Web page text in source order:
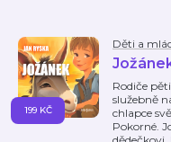
Děti a
Rodiče
služebně
chlapce
Pokorné.
199 KČ